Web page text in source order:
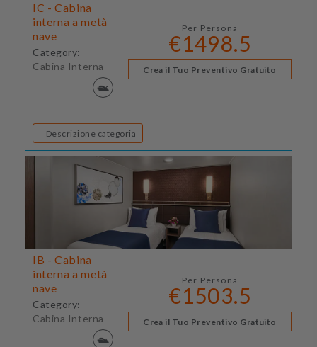
IC - Cabina
interna a metà
nave
Category:
Cabina Interna
Per Persona
€1498.5
Crea il Tuo Preventivo Gratuito
Descrizione categoria
IB - Cabina
interna a metà
nave
Category:
Cabina Interna
Per Persona
€1503.5
Crea il Tuo Preventivo Gratuito